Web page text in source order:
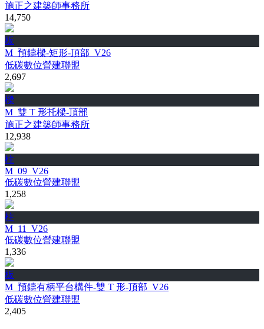
施正之建築師事務所
14,750
板
M_預鑄樑-矩形-頂部_V26
低碳數位營建聯盟
2,697
樑
M_雙 T 形托樑-頂部
施正之建築師事務所
12,938
柱
M_09_V26
低碳數位營建聯盟
1,258
柱
M_11_V26
低碳數位營建聯盟
1,336
板
M_預鑄有柄平台構件-雙 T 形-頂部_V26
低碳數位營建聯盟
2,405